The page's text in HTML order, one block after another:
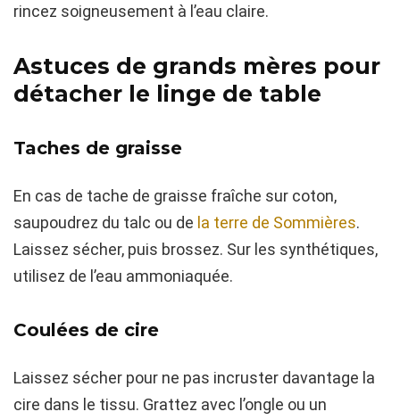
rincez soigneusement à l’eau claire.
Astuces de grands mères pour
détacher le linge de table
Taches de graisse
En cas de tache de graisse fraîche sur coton,
saupoudrez du talc ou de la terre de Sommières.
Laissez sécher, puis brossez. Sur les synthétiques,
utilisez de l’eau ammoniaquée.
Coulées de cire
Laissez sécher pour ne pas incruster davantage la
cire dans le tissu. Grattez avec l’ongle ou un